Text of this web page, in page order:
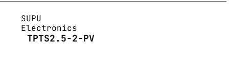
SUPU
Electronics
TPTS2.5-2-PV